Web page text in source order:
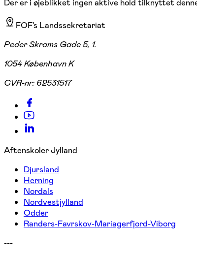
Der er i øjeblikket ingen aktive hold tilknyttet
FOF's Landssekretariat
Peder Skrams Gade 5, 1.
1054 København K
CVR-nr: 62531517
Aftenskoler Jylland
Djursland
Herning
Nordals
Nordvestjylland
Odder
Randers-Favrskov-Mariagerfjord-Viborg
---